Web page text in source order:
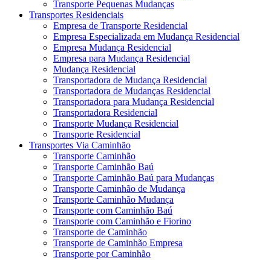
Transporte Pequenas Mudanças
Transportes Residenciais
Empresa de Transporte Residencial
Empresa Especializada em Mudança Residencial
Empresa Mudança Residencial
Empresa para Mudança Residencial
Mudança Residencial
Transportadora de Mudança Residencial
Transportadora de Mudanças Residencial
Transportadora para Mudança Residencial
Transportadora Residencial
Transporte Mudança Residencial
Transporte Residencial
Transportes Via Caminhão
Transporte Caminhão
Transporte Caminhão Baú
Transporte Caminhão Baú para Mudanças
Transporte Caminhão de Mudança
Transporte Caminhão Mudança
Transporte com Caminhão Baú
Transporte com Caminhão e Fiorino
Transporte de Caminhão
Transporte de Caminhão Empresa
Transporte por Caminhão